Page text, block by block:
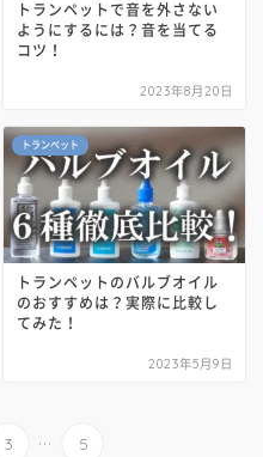
トランペットで音を外さない
ようにするには？音を当てる
コツ！
2023年8月20日
トランペット
トランペットのバルブオイル
のおすすめは？実際に比較し
てみた！
2023年5月9日
3 ... 5